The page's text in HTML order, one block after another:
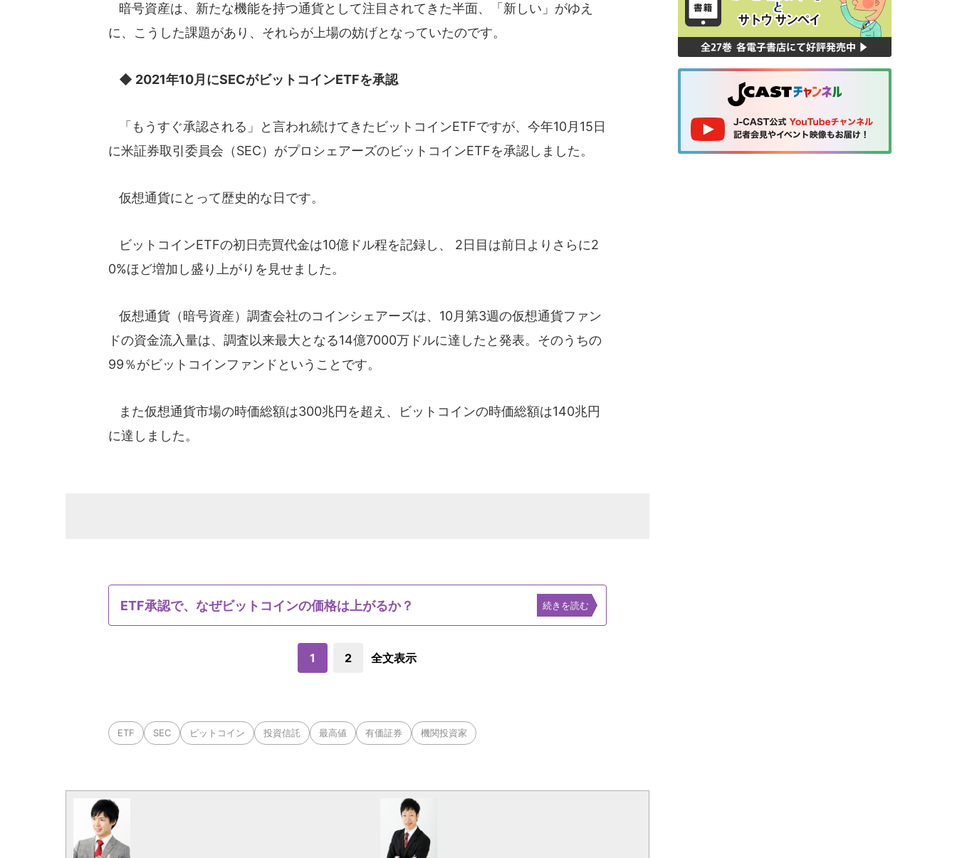
暗号資産は、新たな機能を持つ通貨として注目されてきた半面、「新しい」がゆえ
に、こうした課題があり、それらが上場の妨げとなっていたのです。
◆ 2021年10月にSECがビットコインETFを承認
「もうすぐ承認される」と言われ続けてきたビットコインETFですが、今年10月15日
に米証券取引委員会（SEC）がプロシェアーズのビットコインETFを承認しました。
仮想通貨にとって歴史的な日です。
ビットコインETFの初日売買代金は10億ドル程を記録し、 2日目は前日よりさらに2
0%ほど増加し盛り上がりを見せました。
仮想通貨（暗号資産）調査会社のコインシェアーズは、10月第3週の仮想通貨ファン
ドの資金流入量は、調査以来最大となる14億7000万ドルに達したと発表。そのうちの
99％がビットコインファンドということです。
また仮想通貨市場の時価総額は300兆円を超え、ビットコインの時価総額は140兆円
に達しました。
ETF承認で、なぜビットコインの価格は上がるか？ 続きを読む
1 2 全文表示
ETF SEC ビットコイン 投資信託 最高値 有価証券 機関投資家